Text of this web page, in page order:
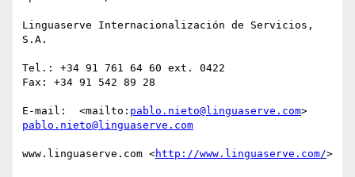
Linguaserve Internacionalización de Servicios,
S.A.
Tel.: +34 91 761 64 60 ext. 0422
Fax: +34 91 542 89 28
E-mail:  <mailto: pablo.nieto@linguaserve.com
pablo.nieto@linguaserve.com
www.linguaserve.com <http://www.linguaserve.com/>